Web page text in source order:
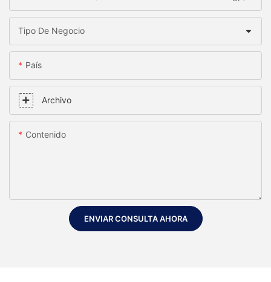
Tipo De Negocio
País
Archivo
Contenido
ENVIAR CONSULTA AHORA